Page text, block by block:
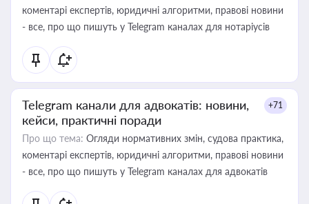
коментарі експертів, юридичні алгоритми, правові новини
- все, про що пишуть у Telegram каналах для нотаріусів
Telegram канали для адвокатів: новини,
кейси, практичні поради
+71
Про що тема: Огляди нормативних змін, судова практика,
коментарі експертів, юридичні алгоритми, правові новини
- все, про що пишуть у Telegram каналах для адвокатів